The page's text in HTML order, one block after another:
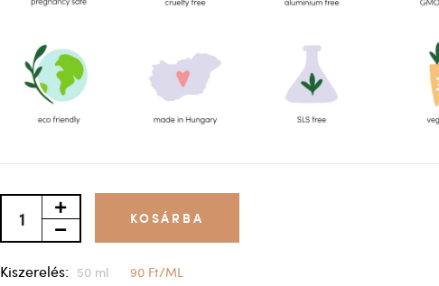
KOSÁRBA
Kiszerelés: 50 ml 90 Ft/ML